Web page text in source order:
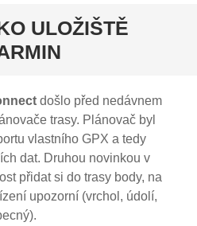
ULOŽIŠTĚ
došlo před nedávnem
trasy. Plánovač byl
vlastního GPX a tedy
dat. Druhou novinkou v
přidat si do trasy body, na
upozorní (vrchol, údolí,